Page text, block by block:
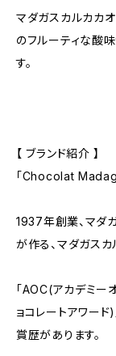
マダガスカルカカ
のフルーティな酸
す。
【 ブランド紹介 】
「Chocolat
1937年創業、マダ
が作る、マダガスカ
「AOC(アカデミー
ョコレートアワー
賞歴があります。